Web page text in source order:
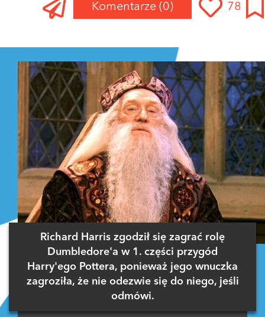
Komentarze (0) 78
Richard Harris zgodził się zagrać rolę
Dumbledore'a w 1. części przygód
Harry'ego Pottera, ponieważ jego wnuczka
zagroziła, że nie odezwie się do niego, jeśli
odmówi.